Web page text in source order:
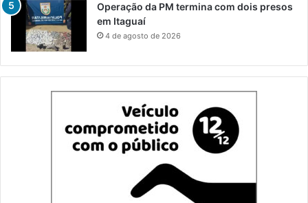
Operação da PM termina com dois presos
em Itaguaí
4 de agosto de 2026